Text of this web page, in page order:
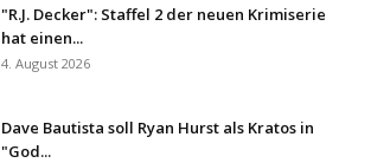
"R.J. Decker": Staffel 2 der neuen Krimiserie
hat einen...
4. August 2026
Dave Bautista soll Ryan Hurst als Kratos in
"God...